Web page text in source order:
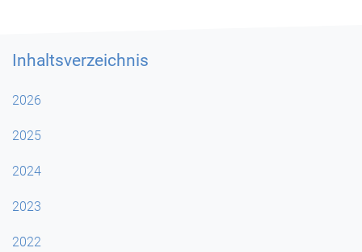
Inhaltsverzeichnis
2026
2025
2024
2023
2022